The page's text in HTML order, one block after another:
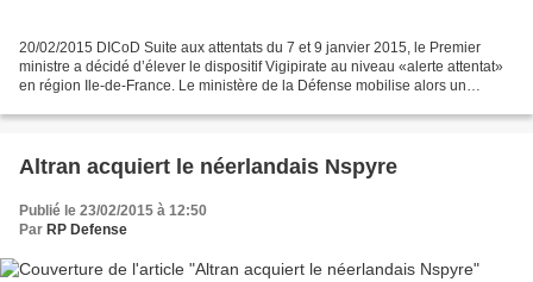
20/02/2015 DICoD Suite aux attentats du 7 et 9 janvier 2015, le Premier
ministre a décidé d’élever le dispositif Vigipirate au niveau «alerte attentat»
en région Ile-de-France. Le ministère de la Défense mobilise alors un
Altran acquiert le néerlandais Nspyre
Publié le 23/02/2015 à 12:50
Par RP Defense